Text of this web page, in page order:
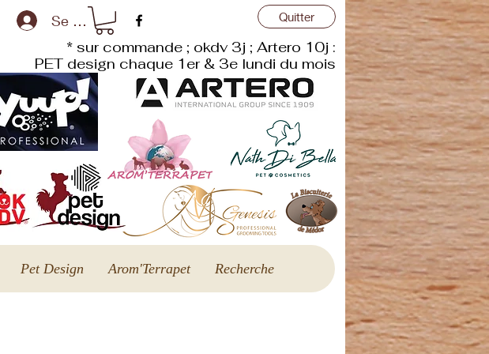
Se connecter Quitter
* sur commande ; okdv 3j ; Artero 10j :
PET design chaque 1er & 3e lundi du mois
Pet Design Arom'Terrapet Recherche